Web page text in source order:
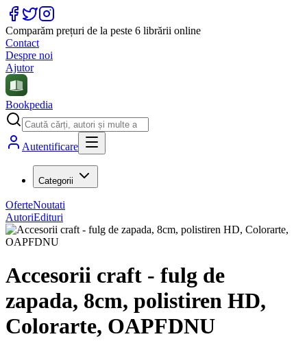
Comparăm prețuri de la peste 6 librării online
Contact
Despre noi
Ajutor
Bookpedia
Autentificare
Categorii
OferteNoutati
AutoriEdituri
Accesorii craft - fulg de
zapada, 8cm, polistiren HD,
Colorarte, OAPFDNU